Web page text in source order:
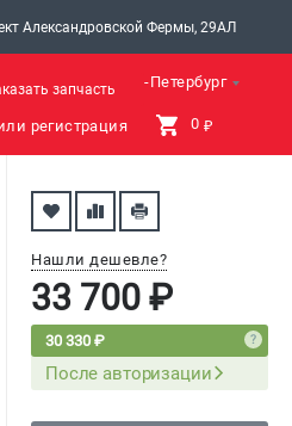
Александровской Фермы, 29АЛ
Санкт-Петербург
запчасть
регистрация 0 ₽
Нашли дешевле?
33 700 ₽
30 330 ₽
После авторизации